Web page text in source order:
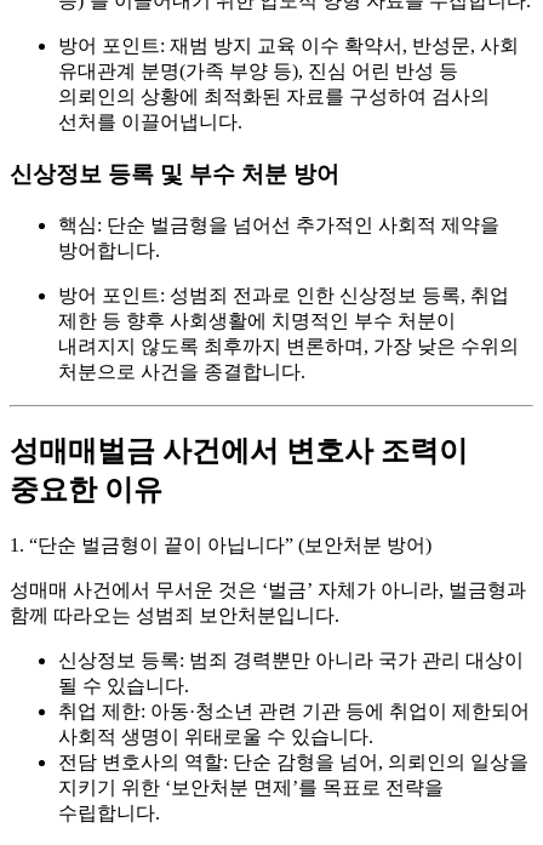
방어 포인트: 재범 방지 교육 이수 확약서, 반성문, 사회
유대관계 분명(가족 부양 등), 진심 어린 반성 등
의뢰인의 상황에 최적화된 자료를 구성하여 검사의
선처를 이끌어냅니다.
신상정보 등록 및 부수 처분 방어
핵심: 단순 벌금형을 넘어선 추가적인 사회적 제약을
방어합니다.
방어 포인트: 성범죄 전과로 인한 신상정보 등록, 취업
제한 등 향후 사회생활에 치명적인 부수 처분이
내려지지 않도록 최후까지 변론하며, 가장 낮은 수위의
처분으로 사건을 종결합니다.
성매매벌금 사건에서 변호사 조력이
중요한 이유
1. “단순 벌금형이 끝이 아닙니다” (보안처분 방어)
성매매 사건에서 무서운 것은 ‘벌금’ 자체가 아니라, 벌금형과
함께 따라오는 성범죄 보안처분입니다.
신상정보 등록: 범죄 경력뿐만 아니라 국가 관리 대상이
될 수 있습니다.
취업 제한: 아동·청소년 관련 기관 등에 취업이 제한되어
사회적 생명이 위태로울 수 있습니다.
전담 변호사의 역할: 단순 감형을 넘어, 의뢰인의 일상을
지키기 위한 ‘보안처분 면제’를 목표로 전략을
수립합니다.